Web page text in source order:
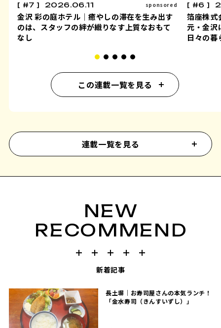
#7 2026.06.11 sponsored
金沢 彩の庭ホテル｜癒やしの滞在を生み出す
のは、スタッフの絆が織りなす上質なおもて
なし
#6
箔座株式
元・金沢
日々の暮
この連載一覧を見る
連載一覧を見る
NEW
RECOMMEND
新着記事
長土塀｜お寿司屋さんの本気ランチ！
「金水寿司（きんすいずし）」